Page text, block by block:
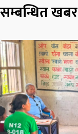
सम्बन्धित खबर